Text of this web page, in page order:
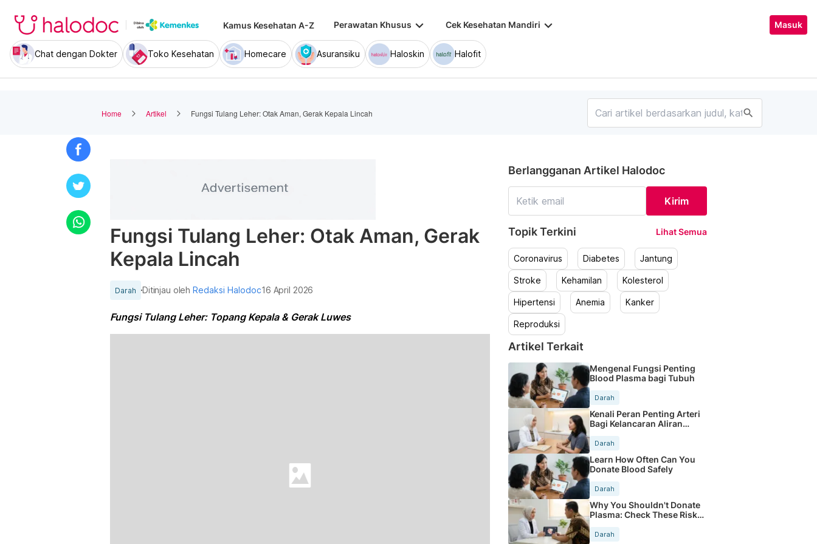
Kamus Kesehatan A-Z Perawatan Khusus keyboard_arrow_down Cek Kesehatan Mandiri keyboard_arrow_down Masuk
Chat dengan Dokter Toko Kesehatan Homecare Asuransiku Haloskin Halofit
Home Artikel Fungsi Tulang Leher: Otak Aman, Gerak Kepala Lincah search
Fungsi Tulang Leher: Otak Aman, Gerak
Kepala Lincah
Darah Ditinjau olehRedaksi Halodoc16 April 2026
Fungsi Tulang Leher: Topang Kepala & Gerak Luwes
Berlangganan Artikel Halodoc
Kirim
Topik Terkini Lihat Semua
Coronavirus Diabetes Jantung
Stroke Kehamilan Kolesterol
Hipertensi Anemia Kanker
Reproduksi
Artikel Terkait
Mengenal Fungsi Penting
Blood Plasma bagi Tubuh
Darah
Kenali Peran Penting Arteri
Bagi Kelancaran Aliran
Darah
Learn How Often Can You
Donate Blood Safely
Darah
Why You Shouldn't Donate
Plasma: Check These Risks
Now
Darah